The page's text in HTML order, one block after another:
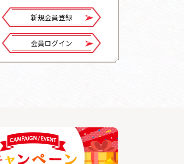
新規会員登録
会員ログイン